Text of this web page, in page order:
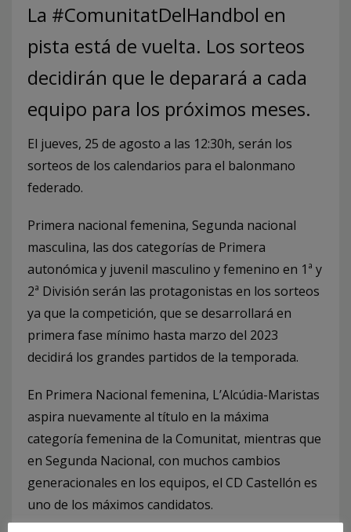
La #ComunitatDelHandbol en
pista está de vuelta. Los sorteos
decidirán que le deparará a cada
equipo para los próximos meses.
El jueves, 25 de agosto a las 12:30h, serán los
sorteos de los calendarios para el balonmano
federado.
Primera nacional femenina, Segunda nacional
masculina, las dos categorías de Primera
autonómica y juvenil masculino y femenino en 1ª y
2ª División serán las protagonistas en los sorteos
ya que la competición, que se desarrollará en
primera fase mínimo hasta marzo del 2023
decidirá los grandes partidos de la temporada.
En Primera Nacional femenina, L’Alcúdia-Maristas
aspira nuevamente al título en la máxima
categoría femenina de la Comunitat, mientras que
en Segunda Nacional, con muchos cambios
generacionales en los equipos, el CD Castellón es
uno de los máximos candidatos.